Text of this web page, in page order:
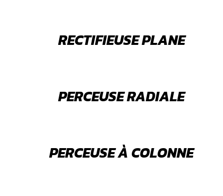
RECTIFIEUSE PLANE
PERCEUSE RADIALE
PERCEUSE À COLONNE